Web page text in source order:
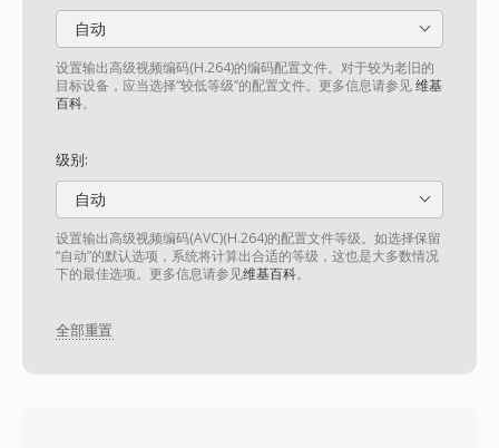
自动
设置输出高级视频编码(H.264)的编码配置文件。对于较为老旧的
目标设备，应当选择“较低等级”的配置文件。更多信息请参见维基
百科。
级别:
自动
设置输出高级视频编码(AVC)(H.264)的配置文件等级。如选择保留
“自动”的默认选项，系统将计算出合适的等级，这也是大多数情况
下的最佳选项。更多信息请参见维基百科。
全部重置